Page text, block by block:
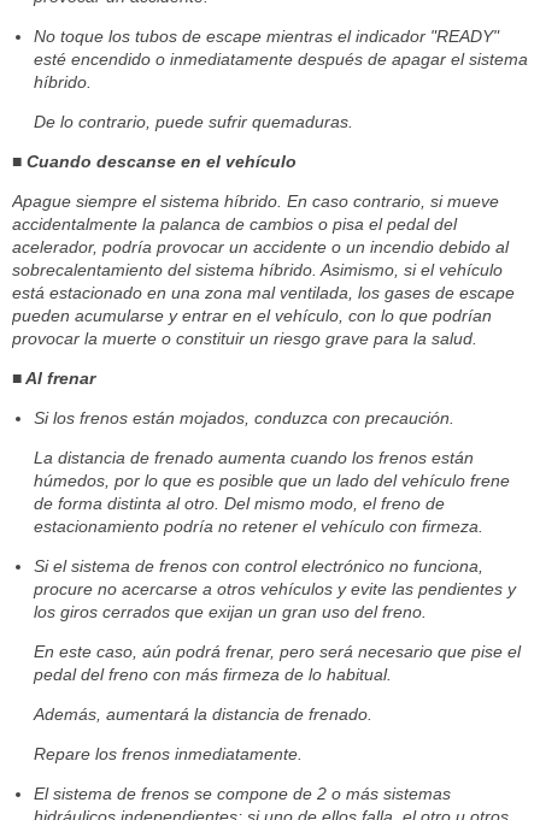
No toque los tubos de escape mientras el indicador "READY"
esté encendido o inmediatamente después de apagar el sistema
híbrido.
De lo contrario, puede sufrir quemaduras.
■ Cuando descanse en el vehículo
Apague siempre el sistema híbrido. En caso contrario, si mueve
accidentalmente la palanca de cambios o pisa el pedal del
acelerador, podría provocar un accidente o un incendio debido al
sobrecalentamiento del sistema híbrido. Asimismo, si el vehículo
está estacionado en una zona mal ventilada, los gases de escape
pueden acumularse y entrar en el vehículo, con lo que podrían
provocar la muerte o constituir un riesgo grave para la salud.
■ Al frenar
Si los frenos están mojados, conduzca con precaución.
La distancia de frenado aumenta cuando los frenos están
húmedos, por lo que es posible que un lado del vehículo frene
de forma distinta al otro. Del mismo modo, el freno de
estacionamiento podría no retener el vehículo con firmeza.
Si el sistema de frenos con control electrónico no funciona,
procure no acercarse a otros vehículos y evite las pendientes y
los giros cerrados que exijan un gran uso del freno.
En este caso, aún podrá frenar, pero será necesario que pise el
pedal del freno con más firmeza de lo habitual.
Además, aumentará la distancia de frenado.
Repare los frenos inmediatamente.
El sistema de frenos se compone de 2 o más sistemas